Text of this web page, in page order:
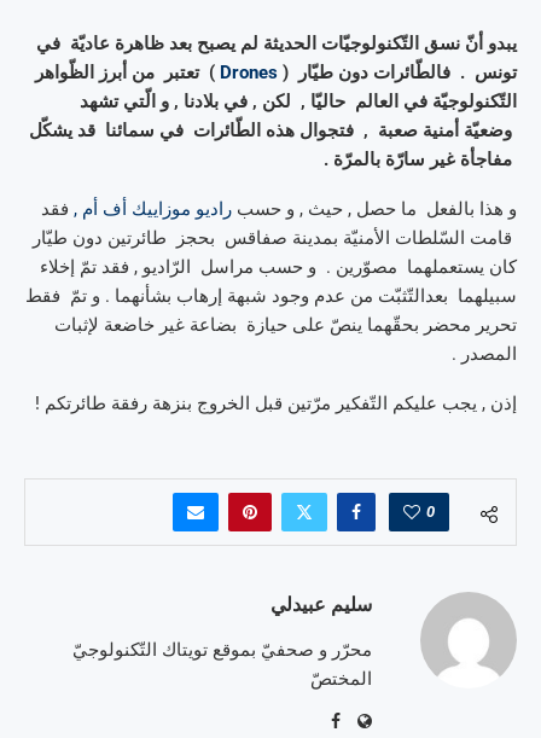
يبدو أنّ نسق التّكنولوجيّات الحديثة لم يصبح بعد ظاهرة عاديّة في
تونس . فالطّائرات دون طيّار ( Drones ) تعتبر من أبرز الظّواهر
التّكنولوجيّة في العالم حاليّا , لكن , في بلادنا , و الّتي تشهد
وضعيّة أمنية صعبة , فتجوال هذه الطّائرات في سمائنا قد يشكّل
مفاجأة غير سارّة بالمرّة .
و هذا بالفعل ما حصل , حيث , و حسب راديو موزاييك أف أم , فقد
قامت السّلطات الأمنيّة بمدينة صفاقس بحجز طائرتين دون طيّار
كان يستعملهما مصوّرين . و حسب مراسل الرّاديو , فقد تمّ إخلاء
سبيلهما بعدالتّثبّت من عدم وجود شبهة إرهاب بشأنهما . و تمّ فقط
تحرير محضر بحقّهما ينصّ على حيازة بضاعة غير خاضعة لإثبات
المصدر .
إذن , يجب عليكم التّفكير مرّتين قبل الخروج بنزهة رفقة طائرتكم !
0
سليم عبيدلي
محرّر و صحفيّ بموقع تويتاك التّكنولوجيّ
المختصّ